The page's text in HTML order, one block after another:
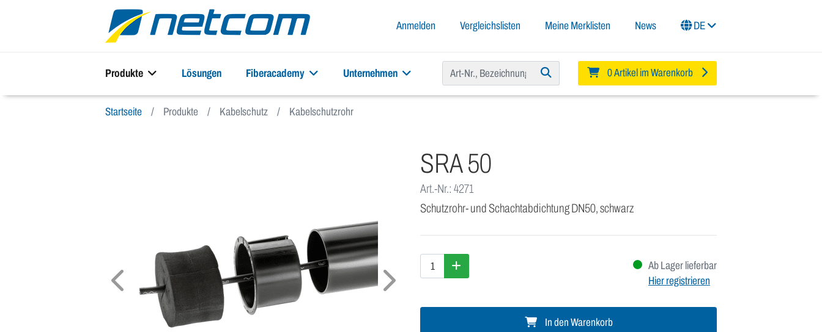
Anmelden Vergleichslisten Meine Merklisten News DE
Produkte Lösungen Fiberacademy Unternehmen 0 Artikel im Warenkorb
Startseite Produkte Kabelschutz Kabelschutzrohr
SRA 50
Art.-Nr.: 4271
Schutzrohr- und Schachtabdichtung DN50, schwarz
Ab Lager lieferbar
Hier registrieren
In den Warenkorb